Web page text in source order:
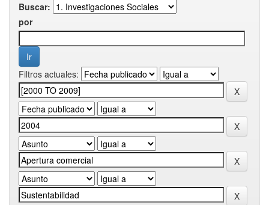
Buscar:
por
Filtros actuales: